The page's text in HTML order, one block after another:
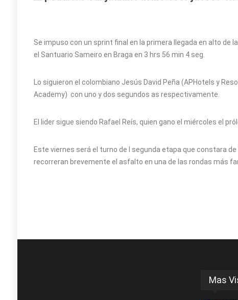
Se impuso con un sprint final en la primera llegada en alto de
el Santuario Sameiro en Braga en 3 hrs 56 min 4 seg.
Lo siguieron el colombiano Jesús David Peña (APHotels y
Academy) con uno y dos segundos as respectivamente.
El lider sigue siendo Rafael Reís, quien gano el miércoles el
Este viernes será el turno de l segunda etapa que constara
recorreran brevemente el asfalto en una de las rondas más
Mas